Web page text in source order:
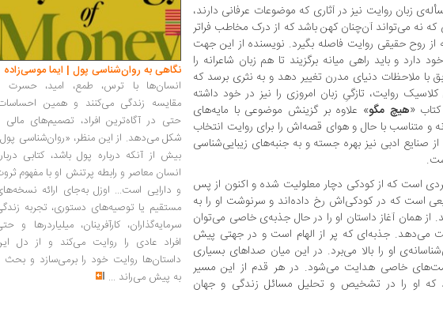
زبان روایت نیز در آثاری که موضوعات عرفانی دارند،
که نه می‌تواند آن‌چنان کهن باشد که از درک مخاطب فراتر
از روح حقیقی روایت فاصله بگیرد. نویسنده از این جهت
و باید راهی میانه برگزیند تا هم زبان شاعرانه را
با ملاحظات دنیای مدرن تغییر دهد و به نثری برسد که
روایت، تازگیِ زبان امروزی را نیز در خود داشته
«هیچ مگو» علاوه بر گزینش موضوعی با مایه‌های
و متناسب با حال و هوای قصه‌اش را برای روایت انتخاب
صنایع ادبی نیز بهره جسته و به جنبه‌های زیبایی‌شناسی
است که از کودکی دچار معلولیت شده و اکنون از پس
است که در کودکی‌اش رخ داده‌اند و سرنوشت او را به
از همان آغاز داستان او را در حال جذبه‌ی خاصی می‌توان
می‌دهد. جذبه‌ای که پر از الهام است و در جهتی پیش
او را بالا می‌برد. در این میان صداهای بسیاری
خاصی هدایت می‌شود. در هر قدم از این مسیر
که او را در تشخیص و تحلیل مسائل زندگی و جهان
نگاهی به روان‌شناسی پول | ایما موسی‌زاده
انسان‌ها با ترس، طمع، امید، حسرت
مقایسه زندگی می‌کنند و همین
حتی در آگاه‌ترین افراد، تصمیم‌های مالی
شکل می‌دهد. از این منظر، «روان‌شناسی
بیش از آنکه درباره پول باشد، کتابی
انسان معاصر و رابطه پرتنش او با مفهوم
و دارایی است... اوزل به‌جای ارائه
مستقیم یا توصیه‌های دستوری، تجربه
سرمایه‌گذاران، کارآفرینان، میلیاردرها و
افراد عادی را روایت می‌کند و از دل
داستان‌ها روایت خود را برمی‌سازد و بحث
به پیش می‌راند ...